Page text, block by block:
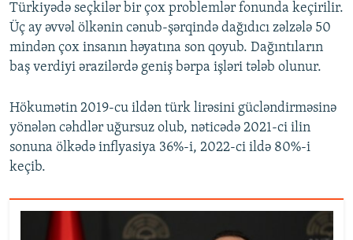
Türkiyədə seçkilər bir çox problemlər fonunda keçirilir.
Üç ay əvvəl ölkənin cənub-şərqində dağıdıcı zəlzələ 50
mindən çox insanın həyatına son qoyub. Dağıntıların
baş verdiyi ərazilərdə geniş bərpa işləri tələb olunur.
Hökumətin 2019-cu ildən türk lirəsini gücləndirməsinə
yönələn cəhdlər uğursuz olub, nəticədə 2021-ci ilin
sonuna ölkədə inflyasiya 36%-i, 2022-ci ildə 80%-i
keçib.